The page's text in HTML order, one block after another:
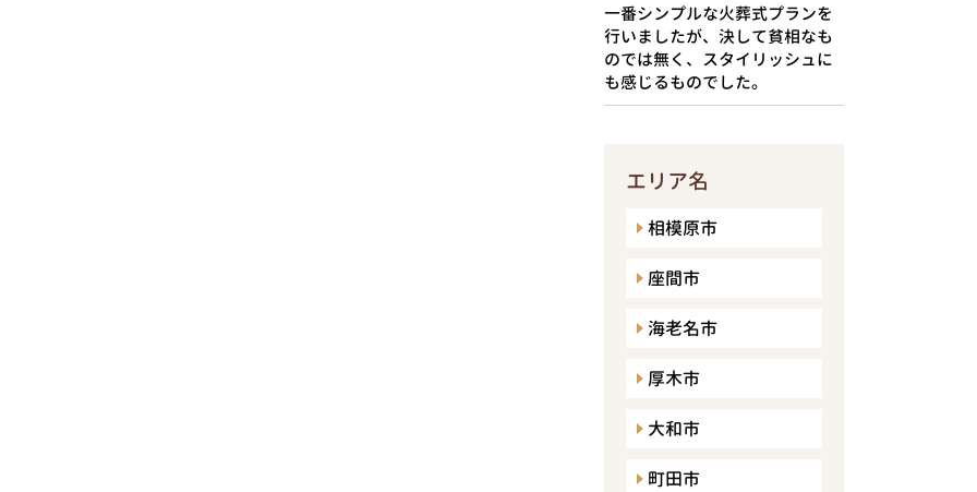
一番シンプルな火葬式プランを
行いましたが、決して貧相なも
のでは無く、スタイリッシュに
も感じるものでした。
エリア名
相模原市
座間市
海老名市
厚木市
大和市
町田市